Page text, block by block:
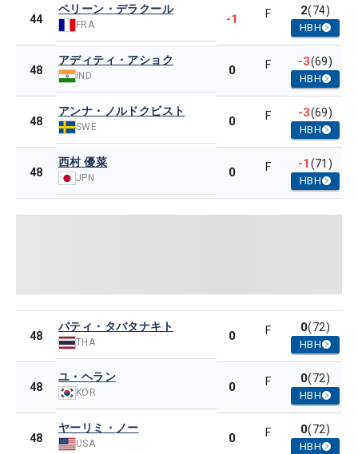
44
ペリーン・デラクール
FRA -1 F 2(74)
HBH
48
アディティ・アショク
IND 0 F -3(69)
HBH
48
アンナ・ノルドクビスト
SWE 0 F -3(69)
HBH
48
西村 優菜
JPN 0 F -1(71)
HBH
48
パティ・タバタナキト
THA 0 F 0(72)
HBH
48
ユ・ヘラン
KOR 0 F 0(72)
HBH
48
ヤーリミ・ノー
USA 0 F 0(72)
HBH